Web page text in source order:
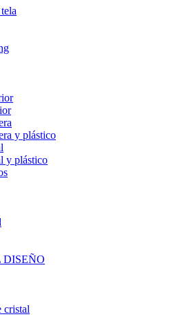
y plástico
y plástico
DISEÑO
cristal